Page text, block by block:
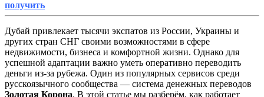
получить
Дубай привлекает тысячи экспатов из России, Украины и
других стран СНГ своими возможностями в сфере
недвижимости, бизнеса и комфортной жизни. Однако для
успешной адаптации важно уметь оперативно переводить
деньги из-за рубежа. Один из популярных сервисов среди
русскоязычного сообщества — система денежных переводов
Золотая Корона. В этой статье мы разберём, как работает